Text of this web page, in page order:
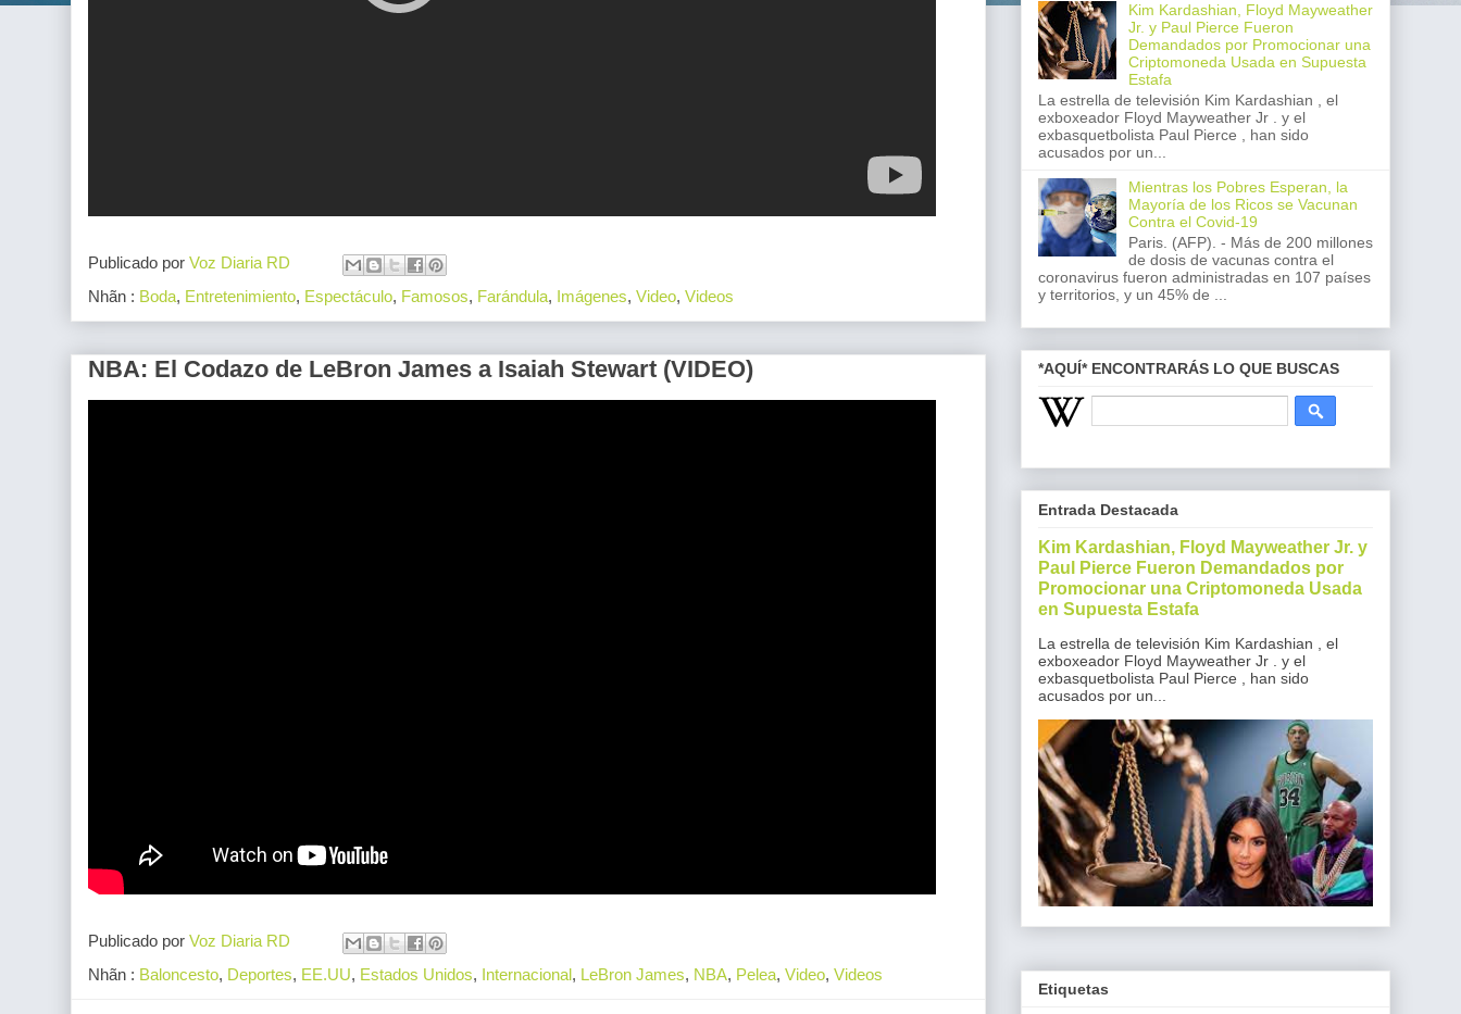
Publicado por Voz Diaria RD
Nhãn : Boda, Entretenimiento, Espectáculo, Famosos, Farándula, Imágenes, Video, Videos
NBA: El Codazo de LeBron James a Isaiah Stewart (VIDEO)
Publicado por Voz Diaria RD
Nhãn : Baloncesto, Deportes, EE.UU, Estados Unidos, Internacional, LeBron James, NBA, Pelea, Video, Videos
Kim Kardashian, Floyd Mayweather
Jr. y Paul Pierce Fueron
Demandados por Promocionar una
Criptomoneda Usada en Supuesta
Estafa
La estrella de televisión Kim Kardashian , el
exboxeador Floyd Mayweather Jr . y el
exbasquetbolista Paul Pierce , han sido
acusados por un...
Mientras los Pobres Esperan, la
Mayoría de los Ricos se Vacunan
Contra el Covid-19
Paris. (AFP). - Más de 200 millones
de dosis de vacunas contra el
coronavirus fueron administradas en 107 países
y territorios, y un 45% de ...
*AQUÍ* ENCONTRARÁS LO QUE BUSCAS
Entrada Destacada
Kim Kardashian, Floyd Mayweather Jr. y
Paul Pierce Fueron Demandados por
Promocionar una Criptomoneda Usada
en Supuesta Estafa
La estrella de televisión Kim Kardashian , el
exboxeador Floyd Mayweather Jr . y el
exbasquetbolista Paul Pierce , han sido
acusados por un...
Etiquetas